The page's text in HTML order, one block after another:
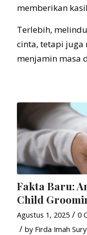
memberikan
Terlebih,
cinta, tetapi juga
menjamin masa
Fakta Baru:
Child
Agustus 1, 2025 / 0
/ by Firda Imah